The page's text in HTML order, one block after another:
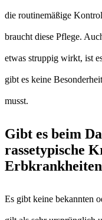
die routinemäßige
braucht diese Pflege.
etwas struppig wirkt, ist
gibt es keine
musst.
Gibt es beim
rassetypische
Es gibt keine bekannten